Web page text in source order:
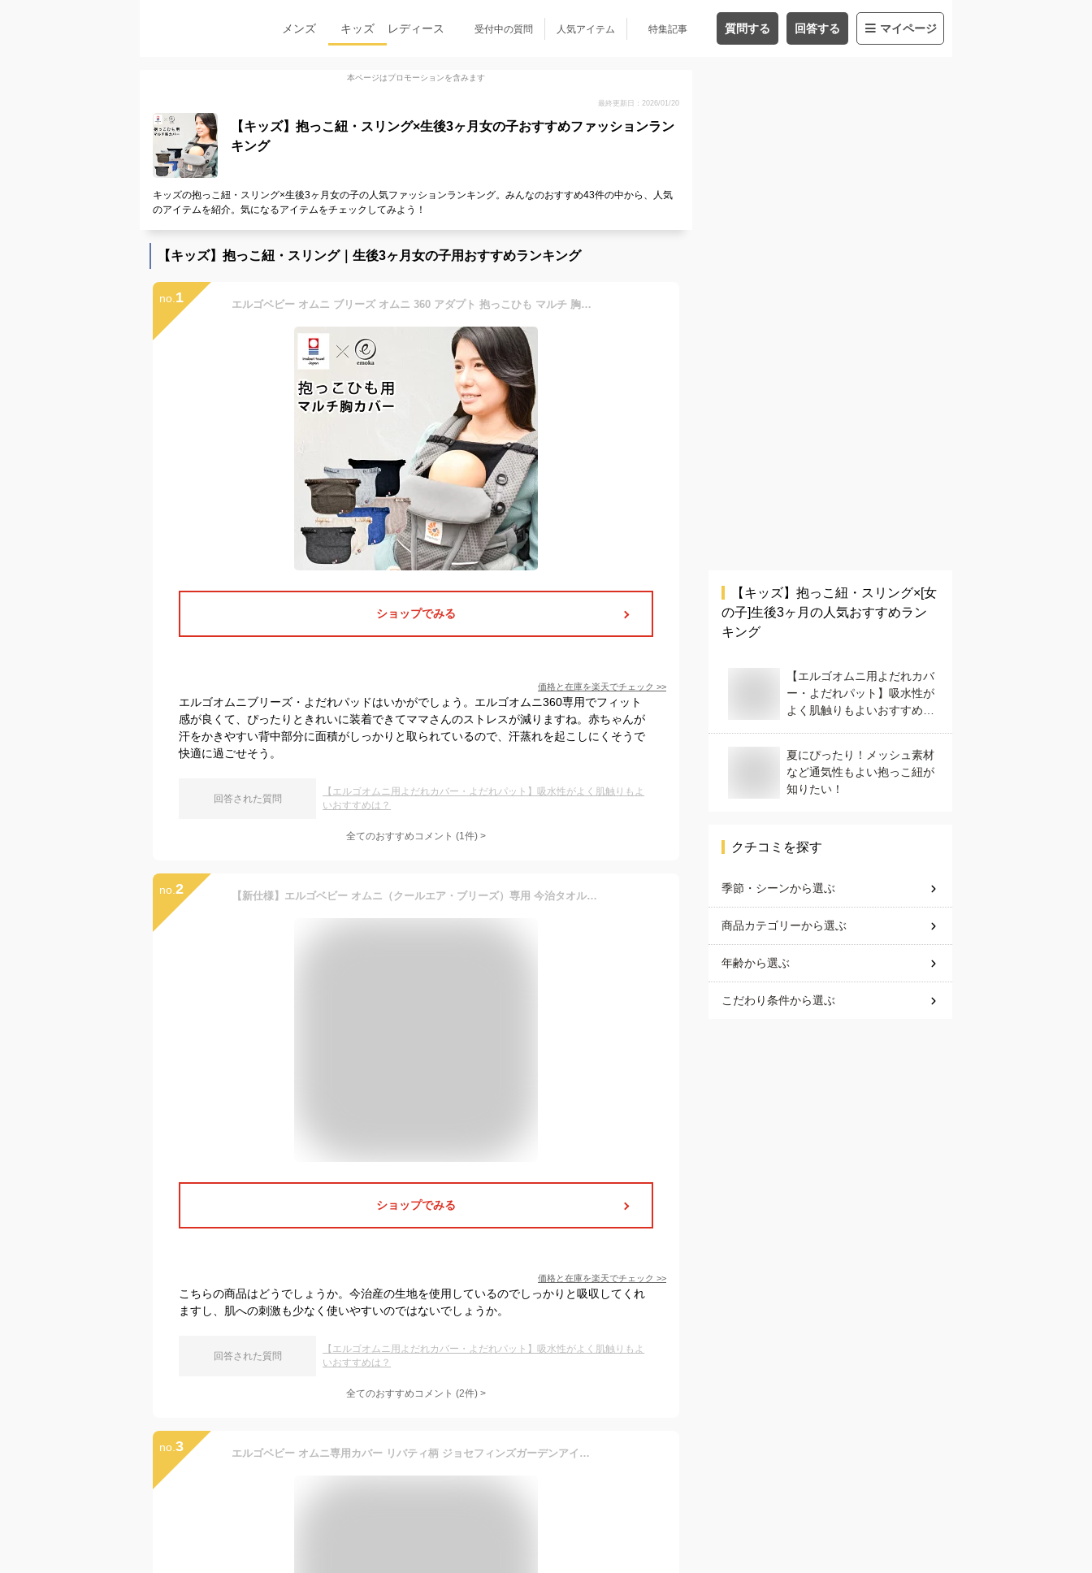
メンズ キッズ レディース 受付中の質問 人気アイテム 特集記事 質問する 回答する マイページ
本ページはプロモーションを含みます
最終更新日：2026/01/20
【キッズ】抱っこ紐・スリング×生後3ヶ月女の子おすすめファッションラン
キング
キッズの抱っこ紐・スリング×生後3ヶ月女の子の人気ファッションランキング。みんなのおすすめ43件の中から、人気
のアイテムを紹介。気になるアイテムをチェックしてみよう！
【キッズ】抱っこ紐・スリング｜生後3ヶ月女の子用おすすめランキング
no. 1 エルゴベビー オムニ ブリーズ オムニ 360 アダプト 抱っこひも マルチ 胸カバー よだれカバー よだれパッド ergobaby ベビービョルン 今治タオル emoka 出産祝い
ショップでみる
価格と在庫を楽天でチェック >>
エルゴオムニブリーズ・よだれパッドはいかがでしょう。エルゴオムニ360専用でフィット
感が良くて、ぴったりときれいに装着できてママさんのストレスが減りますね。赤ちゃんが
汗をかきやすい背中部分に面積がしっかりと取られているので、汗蒸れを起こしにくそうで
快適に過ごせそう。
回答された質問
【エルゴオムニ用よだれカバー・よだれパット】吸水性がよく肌触りもよ
いおすすめは？
全てのおすすめコメント (1件) >
no. 2 【新仕様】エルゴベビー オムニ（クールエア・ブリーズ）専用 今治タオル フロントカバー（よだれカバー）ヘッドサポートカバー 藤高タオル
ショップでみる
価格と在庫を楽天でチェック >>
こちらの商品はどうでしょうか。今治産の生地を使用しているのでしっかりと吸収してくれ
ますし、肌への刺激も少なく使いやすいのではないでしょうか。
回答された質問
【エルゴオムニ用よだれカバー・よだれパット】吸水性がよく肌触りもよ
いおすすめは？
全てのおすすめコメント (2件) >
no. 3 エルゴベビー オムニ専用カバー リバティ柄 ジョセフィンズガーデンアイボリー 他 【エルゴ よだれカバー 日本製】【エルゴ オムニ よだれカバー】【抱っこ紐 よだれカバー】【よだれパッド】【OMNI 360】【breeze】【エルゴ オムニ ブリーズ】【意匠登録済】【即納】
【キッズ】 抱っこ紐・スリング×[女
の子]生後3ヶ月 の人気おすすめラン
キング
【エルゴオムニ用よだれカバ
ー・よだれパット】吸水性が
よく肌触りもよいおすすめ
夏にぴったり！メッシュ素材
など通気性もよい抱っこ紐が
知りたい！
クチコミを探す
季節・シーンから選ぶ
商品カテゴリーから選ぶ
年齢から選ぶ
こだわり条件から選ぶ